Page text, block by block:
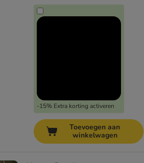
-15% Extra korting activeren
Toevoegen aan
winkelwagen